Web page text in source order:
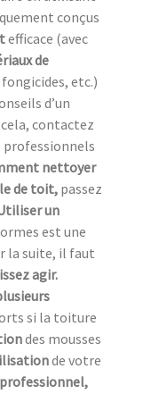
conçus
efficace (avec
de
fongicides, etc.)
d’un
contactez
professionnels
nettoyer
de toit,passez
un
est une
la suite, il faut
agir.
si la toiture
des mousses
de votre